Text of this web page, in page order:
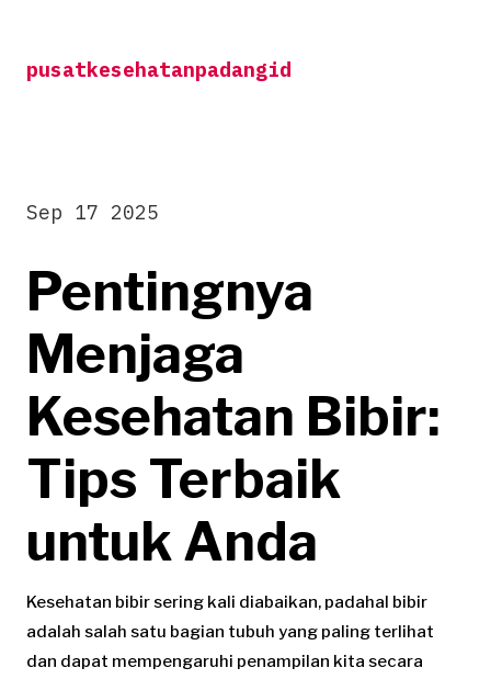
contentpusatkesehatanpadangid
Pentingnya
Menjaga
Kesehatan Bibir:
Tips Terbaik
untuk Anda
Sep 17 2025
Kesehatan bibir sering kali diabaikan, padahal bibir
adalah salah satu bagian tubuh yang paling terlihat
dan dapat mempengaruhi penampilan kita secara